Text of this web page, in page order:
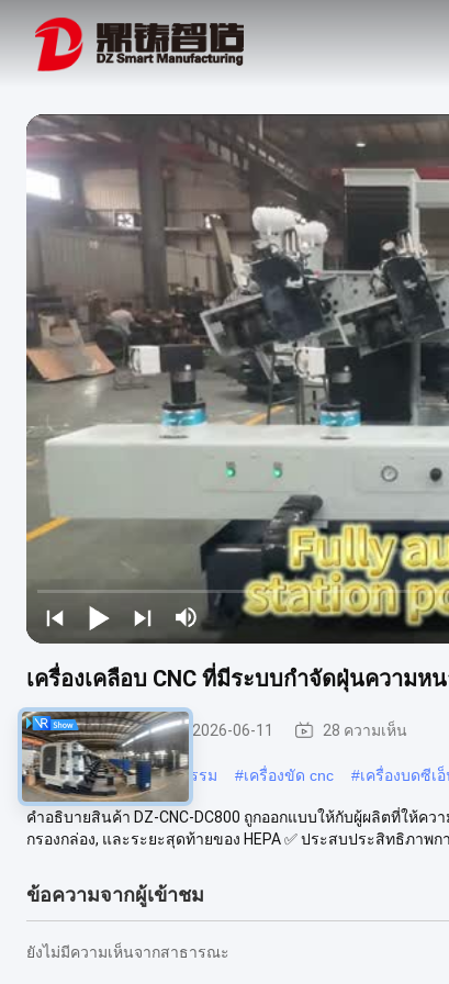
เครื่องเคลือบ CNC ที่มีระบบกําจัดฝุ่นความ
เครื่องขัด CNC 2026-06-11 28 ความเห็น
#เครื่องขัดโลหะอุตสาหกรรม #เครื่องขัด cnc #เครื่องบดซีเ
คําอธิบายสินค้า DZ-CNC-DC800 ถูกออกแบบให้กับผู้ผลิตที่ให้
กรองกล่อง, และระยะสุดท้ายของ HEPA ✅ ประสบประสิทธิภาพก
ข้อความจากผู้เข้าชม
ยังไม่มีความเห็นจากสาธารณะ